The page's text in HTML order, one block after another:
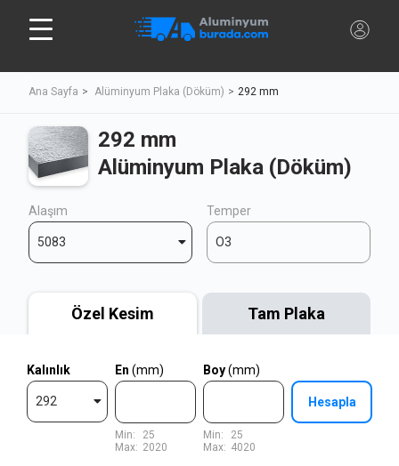
Ana Sayfa Alüminyum Plaka (Döküm) 292 mm
292 mm
Alüminyum Plaka (Döküm)
Alaşım
5083
Temper
O3
Özel Kesim Tam Plaka
Kalınlık
292
En (mm)
Min:
Max:
25
2020
Boy(mm)
Min:
Max:
25
4020
Hesapla